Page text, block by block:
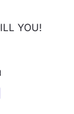
YOU!